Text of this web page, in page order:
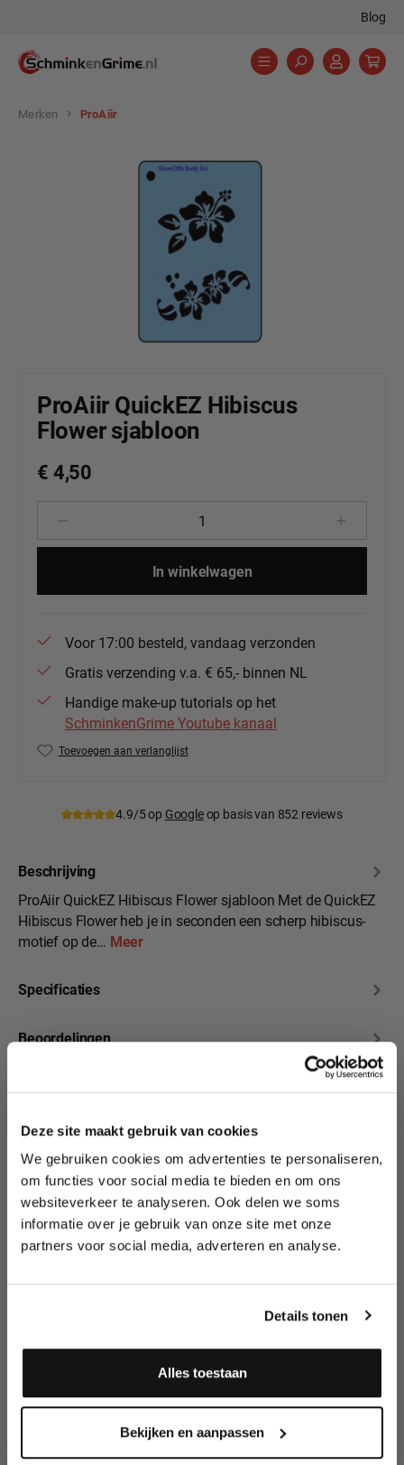
Deze site maakt gebruik van cookies
We gebruiken cookies om advertenties te personaliseren,
om functies voor social media te bieden en om ons
websiteverkeer te analyseren. Ook delen we soms
informatie over je gebruik van onze site met onze
partners voor social media, adverteren en analyse.
Details tonen
Alles toestaan
Bekijken en aanpassen
Blog
Merken ProAiir
Afbeeldingengalerij overslaan
ProAiir QuickEZ Hibiscus
Flower sjabloon
€ 4,50
Producthoeveelheid: Voer de
In winkelwagen
Voor 17:00 besteld, vandaag verzonden
Gratis verzending v.a. € 65,- binnen NL
Handige make-up tutorials op het
SchminkenGrime Youtube kanaal
Toevoegen aan verlanglijst
4.9/5 op Googleop basis van 852 reviews
Beschrijving
ProAiir QuickEZ Hibiscus Flower sjabloon Met de QuickEZ
Hibiscus Flower heb je in seconden een scherp hibiscus-
motief op de… Meer
Specificaties
Beoordelingen
Productgalerij overslaan
We hebben nog veel
meer QuickEZ in
onze collectie
ProAiir QuickEZ Bolt and Stars sjabloon
10% korting?
Lees als eerste over nieuwe producten,
tutorials, aanbiedingen, evenementen,
wedstrijden en meer.
Meld je aan en ontvang direct
Ja, ik meld me aan